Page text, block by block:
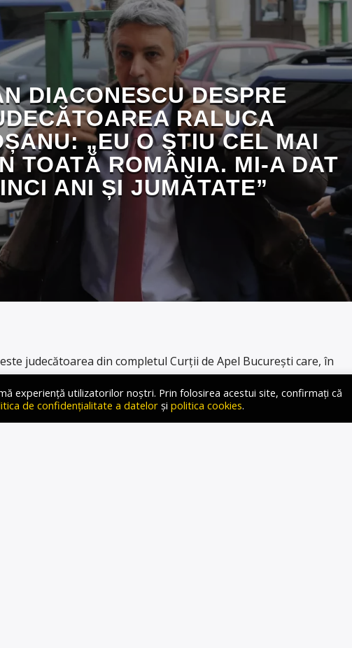
DIACONESCU DESPRE
RALUCA
„EU O ȘTIU CEL MAI
TOATĂ ROMÂNIA. MI-A DAT
ANI ȘI JUMĂTATE”
judecătoarea din completul Curții de Apel București care, în
alături de o pedeapsă complementară ce îi interzicea orice
sau audio-video. „Treceam prin fața televizorului de la mine
experiență utilizatorilor noștri. Prin folosirea acestui site, confirmați că
de confidențialitate a datelor și politica cookies.